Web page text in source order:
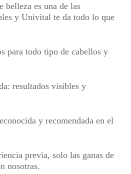
belleza es una de las
y Univital te da todo lo que
para todo tipo de cabellos y
resultados visibles y
y recomendada en el
previa, solo las ganas de
nosotras.